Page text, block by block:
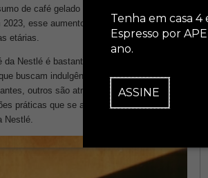
Tenha em casa 4
Espresso por
ano.
ASSINE
de café gelado tem crescido a duplo
esse aumento foi de 45% em relação
etárias.
Nestlé é bastante diverso, refletindo a
buscam indulgência, com bebidas que
outros são atraídos pelos benefícios da
práticas que se alinhem ao estilo de vida
Nestlé.